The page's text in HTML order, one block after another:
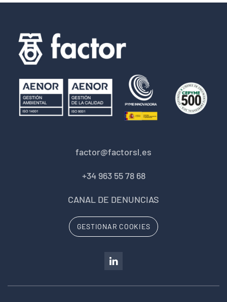
factor@factorsl.es
+34 963 55 78 68
CANAL DE DENUNCIAS
GESTIONAR COOKIES